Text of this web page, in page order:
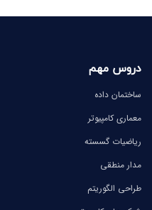
دروس مهم
ساختمان داده
معماری کامپیوتر
ریاضیات گسسته
مدار منطقی
طراحی الگوریتم